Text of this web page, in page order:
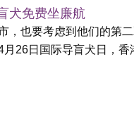
犬免费坐廉航
，也要考虑到他们的第
26日国际导盲犬日，香